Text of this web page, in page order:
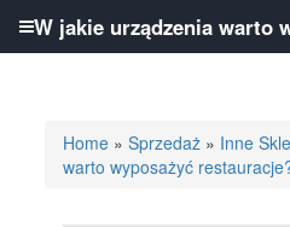
Home »Sprzedaż » Inne
warto wyposażyć
W jakie urządzenia warto